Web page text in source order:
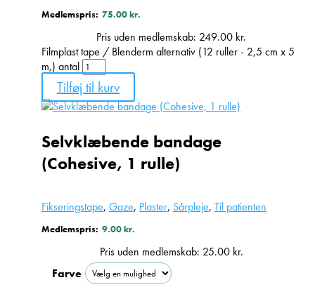
Medlemspris: 75.00kr.
Pris uden medlemskab: 249.00 kr.
Filmplast tape / Blenderm alternativ (12 ruller - 2,5 cm x 5
m,) antal
Tilføj til kurv
Fikseringstape, Gaze, Plaster, Sårpleje, Til patienten
Selvklæbende bandage
(Cohesive, 1 rulle)
Medlemspris: 9.00kr.
Pris uden medlemskab: 25.00 kr.
Farve